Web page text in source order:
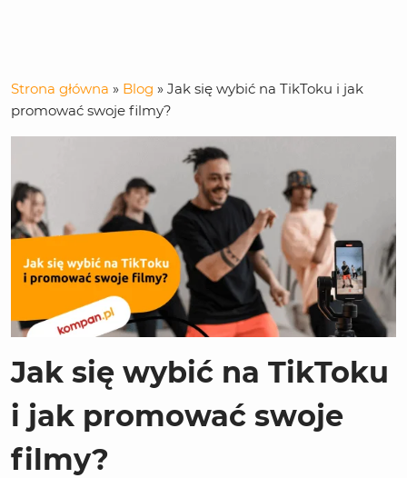
Strona główna » Blog » Jak się wybić na TikToku i jak
promować swoje filmy?
Jak się wybić na TikToku
i jak promować swoje
filmy?